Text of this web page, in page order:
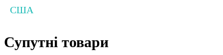
США
Супутні товари